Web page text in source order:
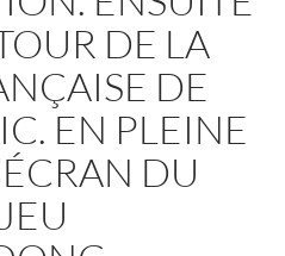
DE LA
DE
EN PLEINE
DU